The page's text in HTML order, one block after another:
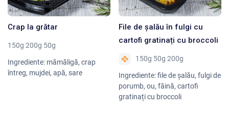
Crap la grătar
150g 200g 50g
Ingrediente: mămăligă, crap
întreg, mujdei, apă, sare
File de șalău în fulgi cu
cartofi gratinați cu broccoli
150g 50g 200g
Ingrediente: file de șalău, fulgi de
porumb, ou, făină, cartofi
gratinați cu broccoli